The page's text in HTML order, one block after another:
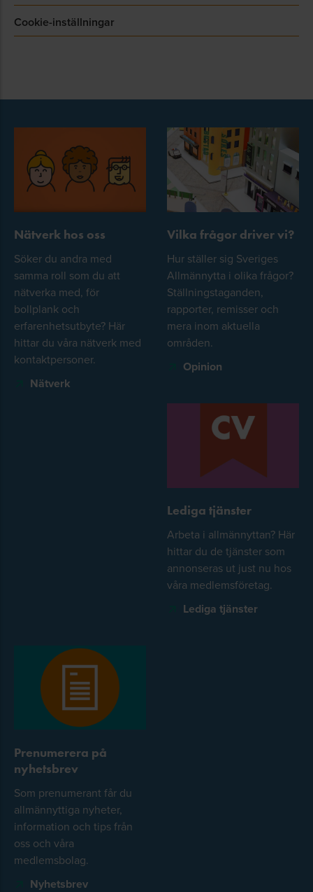
Cookie-inställningar
Nätverk hos oss
Söker du andra med
samma roll som du att
nätverka med, för
bollplank och
erfarenhetsutbyte? Här
hittar du våra nätverk med
kontaktpersoner.
Nätverk
Vilka frågor driver vi?
Hur ställer sig Sveriges
Allmännytta i olika frågor?
Ställningstaganden,
rapporter, remisser och
mera inom aktuella
områden.
Opinion
Lediga tjänster
Arbeta i allmännyttan? Här
hittar du de tjänster som
annonseras ut just nu hos
våra medlemsföretag.
Lediga tjänster
Prenumerera på
nyhetsbrev
Som prenumerant får du
allmännyttiga nyheter,
information och tips från
oss och våra
medlemsbolag.
Nyhetsbrev